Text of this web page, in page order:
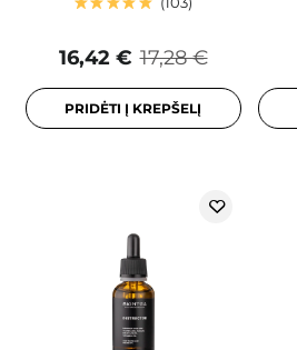
17,28 €
16,42 €
PRIDĖTI Į KREPŠELĮ